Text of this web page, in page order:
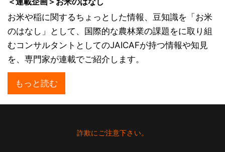
お米や稲に関するちょっとした情報、豆知識を「お米
のはなし」として、国際的な農林業の課題をに取り組
むコンサルタントとしてのJAICAFが持つ情報や知見
を、専門家が連載でご紹介します。
もっと読む
詐欺にご注意下さい。